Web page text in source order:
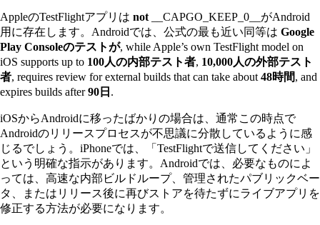
AppleのTestFlightアプリは not __CAPGO_KEEP_0__がAndroid
用に存在します。Androidでは、公式の最も近い同等は Google
Play Consoleのテストが, while Apple’s own TestFlight model on
iOS supports up to 100人の内部テスト者, 10,000人の外部テスト
者, requires review for external builds that can take about 48時間, and
expires builds after90日 .
iOSからAndroidに移ったばかりの場合は、通常この時点で
Androidのリリースプロセスが不思議に分散しているように感
じるでしょう。iPhoneでは、「TestFlightで送信してください」
という明確な指示があります。Androidでは、必要なものによ
っては、高速な内部ビルドループ、管理されたパブリックベー
タ、またはリリース後に再びストアを待たずにライブアプリを
修正する方法が必要になります。